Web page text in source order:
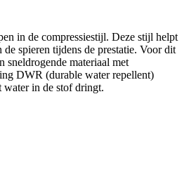
DWR (durable water repellent)